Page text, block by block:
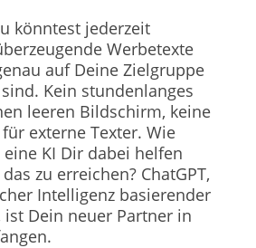
könntest jederzeit
Werbetexte
auf Deine Zielgruppe
Kein stundenlanges
leeren Bildschirm, keine
externe Texter. Wie
KI Dir dabei helfen
zu erreichen? ChatGPT,
Intelligenz basierender
ist Dein neuer Partner in